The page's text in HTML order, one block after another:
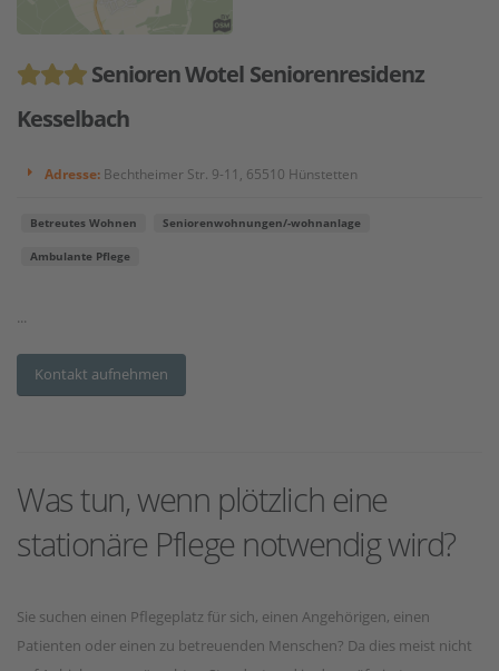
Senioren Wotel Seniorenresidenz
Kesselbach
Adresse: Bechtheimer Str. 9-11, 65510 Hünstetten
Betreutes Wohnen Seniorenwohnungen/-wohnanlage
Ambulante Pflege
...
Kontakt aufnehmen
Was tun, wenn plötzlich eine
stationäre Pflege notwendig wird?
Sie suchen einen Pflegeplatz für sich, einen Angehörigen, einen
Patienten oder einen zu betreuenden Menschen? Da dies meist nicht